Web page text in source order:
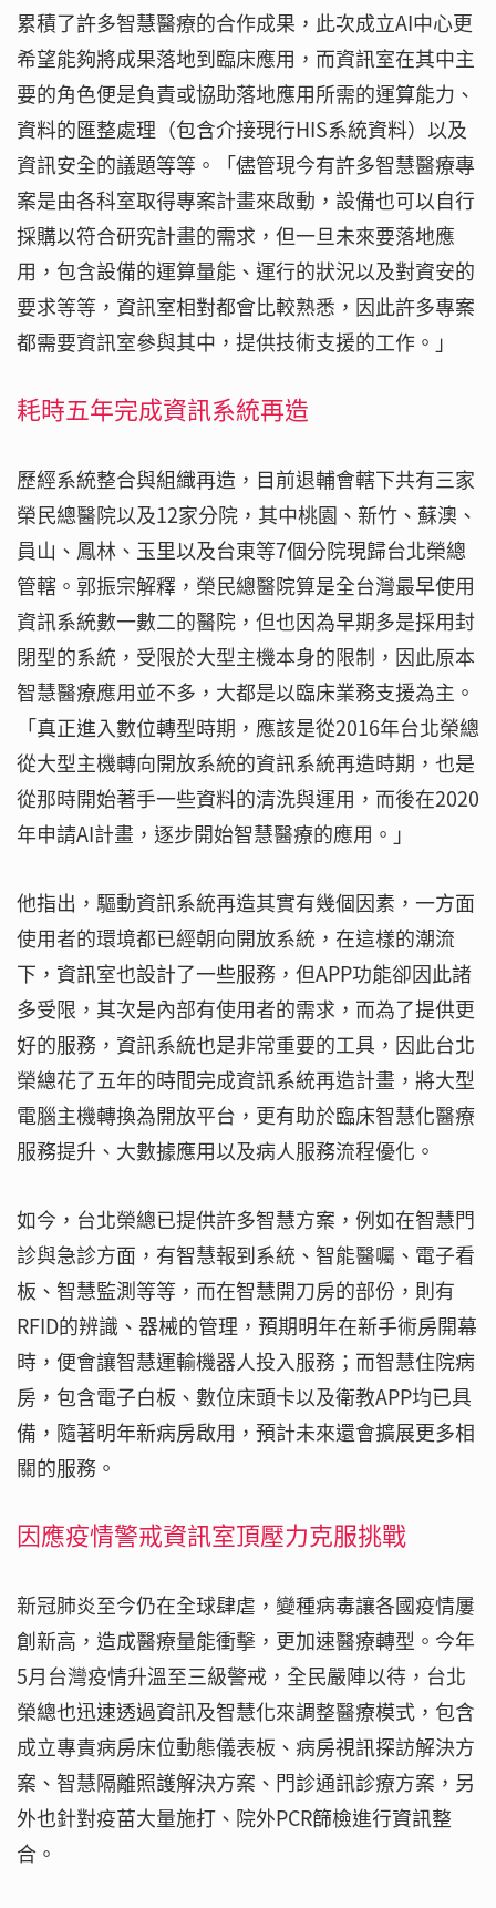
累積了許多智慧醫療的合作成果，此次成立AI中心更
希望能夠將成果落地到臨床應用，而資訊室在其中主
要的角色便是負責或協助落地應用所需的運算能力、
資料的匯整處理（包含介接現行HIS系統資料）以及
資訊安全的議題等等。「儘管現今有許多智慧醫療專
案是由各科室取得專案計畫來啟動，設備也可以自行
採購以符合研究計畫的需求，但一旦未來要落地應
用，包含設備的運算量能、運行的狀況以及對資安的
要求等等，資訊室相對都會比較熟悉，因此許多專案
都需要資訊室參與其中，提供技術支援的工作。」
耗時五年完成資訊系統再造
歷經系統整合與組織再造，目前退輔會轄下共有三家
榮民總醫院以及12家分院，其中桃園、新竹、蘇澳、
員山、鳳林、玉里以及台東等7個分院現歸台北榮總
管轄。郭振宗解釋，榮民總醫院算是全台灣最早使用
資訊系統數一數二的醫院，但也因為早期多是採用封
閉型的系統，受限於大型主機本身的限制，因此原本
智慧醫療應用並不多，大都是以臨床業務支援為主。
「真正進入數位轉型時期，應該是從2016年台北榮總
從大型主機轉向開放系統的資訊系統再造時期，也是
從那時開始著手一些資料的清洗與運用，而後在2020
年申請AI計畫，逐步開始智慧醫療的應用。」
他指出，驅動資訊系統再造其實有幾個因素，一方面
使用者的環境都已經朝向開放系統，在這樣的潮流
下，資訊室也設計了一些服務，但APP功能卻因此諸
多受限，其次是內部有使用者的需求，而為了提供更
好的服務，資訊系統也是非常重要的工具，因此台北
榮總花了五年的時間完成資訊系統再造計畫，將大型
電腦主機轉換為開放平台，更有助於臨床智慧化醫療
服務提升、大數據應用以及病人服務流程優化。
如今，台北榮總已提供許多智慧方案，例如在智慧門
診與急診方面，有智慧報到系統、智能醫囑、電子看
板、智慧監測等等，而在智慧開刀房的部份，則有
RFID的辨識、器械的管理，預期明年在新手術房開幕
時，便會讓智慧運輸機器人投入服務；而智慧住院病
房，包含電子白板、數位床頭卡以及衛教APP均已具
備，隨著明年新病房啟用，預計未來還會擴展更多相
關的服務。
因應疫情警戒資訊室頂壓力克服挑戰
新冠肺炎至今仍在全球肆虐，變種病毒讓各國疫情屢
創新高，造成醫療量能衝擊，更加速醫療轉型。今年
5月台灣疫情升溫至三級警戒，全民嚴陣以待，台北
榮總也迅速透過資訊及智慧化來調整醫療模式，包含
成立專責病房床位動態儀表板、病房視訊探訪解決方
案、智慧隔離照護解決方案、門診通訊診療方案，另
外也針對疫苗大量施打、院外PCR篩檢進行資訊整
合。